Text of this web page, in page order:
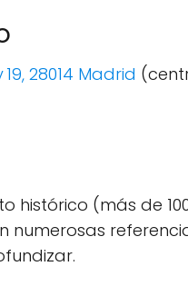
28014 Madrid
histórico (más de
numerosas